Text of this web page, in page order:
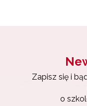
Zapisz się i
o